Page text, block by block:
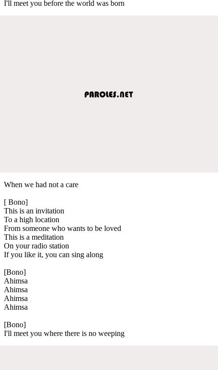
I'll meet you before the world was born
When we had not a care
[ Bono]
This is an invitation
To a high location
From someone who wants to be loved
This is a meditation
On your radio station
If you like it, you can sing along
[Bono]
Ahimsa
Ahimsa
Ahimsa
Ahimsa
[Bono]
I'll meet you where there is no weeping